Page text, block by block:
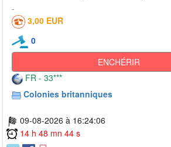
3,00 EUR
0
ENCHÉRIR
FR - 33***
Colonies britanniques
09-08-2026 à 16:24:06
14 h 48 mn 44 s